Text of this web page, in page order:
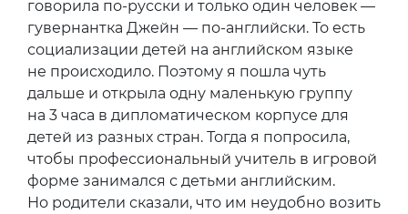
говорила по-русски и только один человек —
гувернантка Джейн — по-английски. То есть
социализации детей на английском языке
не происходило. Поэтому я пошла чуть
дальше и открыла одну маленькую группу
на 3 часа в дипломатическом корпусе для
детей из разных стран. Тогда я попросила,
чтобы профессиональный учитель в игровой
форме занимался с детьми английским.
Но родители сказали, что им неудобно возить